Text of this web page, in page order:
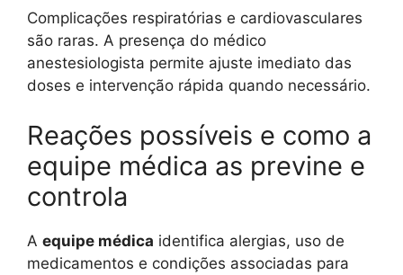
Complicações respiratórias e cardiovasculares
são raras. A presença do médico
anestesiologista permite ajuste imediato das
doses e intervenção rápida quando necessário.
Reações possíveis e como a
equipe médica as previne e
controla
A equipe médica identifica alergias, uso de
medicamentos e condições associadas para